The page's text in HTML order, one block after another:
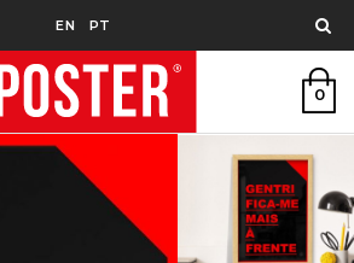
EN PT
0